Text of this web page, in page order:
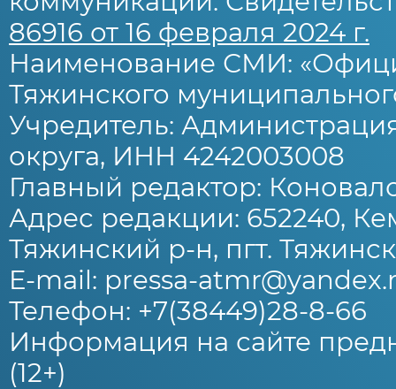
86916 от 16 февраля 2024 г.
Наименование СМИ:
Тяжинского
Учредитель:
округа, ИНН 4242003008
Главный редактор:
Адрес редакции: 652240,
Тяжинский р-н, пгт.
E-mail: pressa-
Телефон: +7(38449)28-8-66
Информация на сайте
(12+)